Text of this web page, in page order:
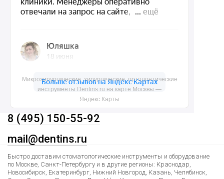
Микрохирургические, хирургические, ортодонтические
инструменты Dentins.ru на карте Москвы —
Яндекс.Карты
Политика конфиденциальности
Контакты
8 (495) 150-55-92
mail@dentins.ru
Быстро доставим стоматологические инструменты и оборудование
по Москве, Санкт-Петербургу и в другие регионы: Краснодар,
Новосибирск, Екатеринбург, Нижний Новгород, Казань, Челябинск,